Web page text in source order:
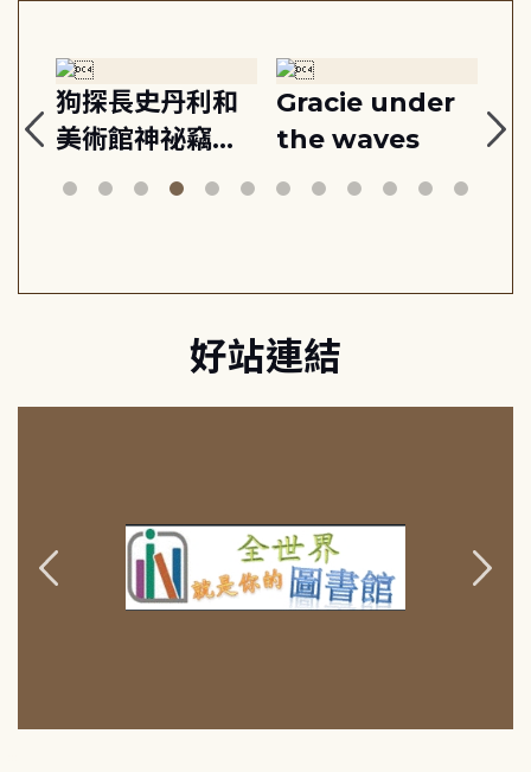
狗探長史丹利和
美術館神祕竊盜
案
Gracie under
the waves
好站連結